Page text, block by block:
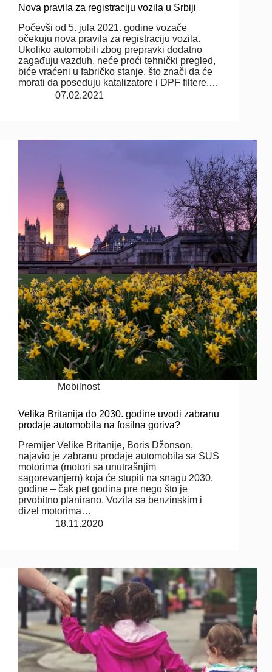
Nova pravila za registraciju vozila u Srbiji
Počevši od 5. jula 2021. godine vozače
očekuju nova pravila za registraciju vozila.
Ukoliko automobili zbog prepravki dodatno
zagađuju vazduh, neće proći tehnički pregled,
biće vraćeni u fabričko stanje, što znači da će
morati da poseduju katalizatore i DPF filtere.…
07.02.2021
Mobilnost
Velika Britanija do 2030. godine uvodi zabranu
prodaje automobila na fosilna goriva?
Premijer Velike Britanije, Boris Džonson,
najavio je zabranu prodaje automobila sa SUS
motorima (motori sa unutrašnjim
sagorevanjem) koja će stupiti na snagu 2030.
godine – čak pet godina pre nego što je
prvobitno planirano. Vozila sa benzinskim i
dizel motorima…
18.11.2020